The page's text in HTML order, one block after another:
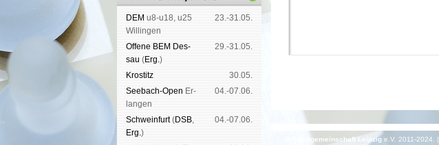
DEM u8-u18, u25
Wil­lin­gen
23.-31.05.
Offene BEM Des­
sau (Erg.)
29.-31.05.
Kros­titz
30.05.
See­bach-Open Er­
lan­gen
04.-07.06.
Schwein­furt(DSB,
Erg.)
04.-07.06.
Schachgemeinschaft Leipzig e.V. 2011-2024. |